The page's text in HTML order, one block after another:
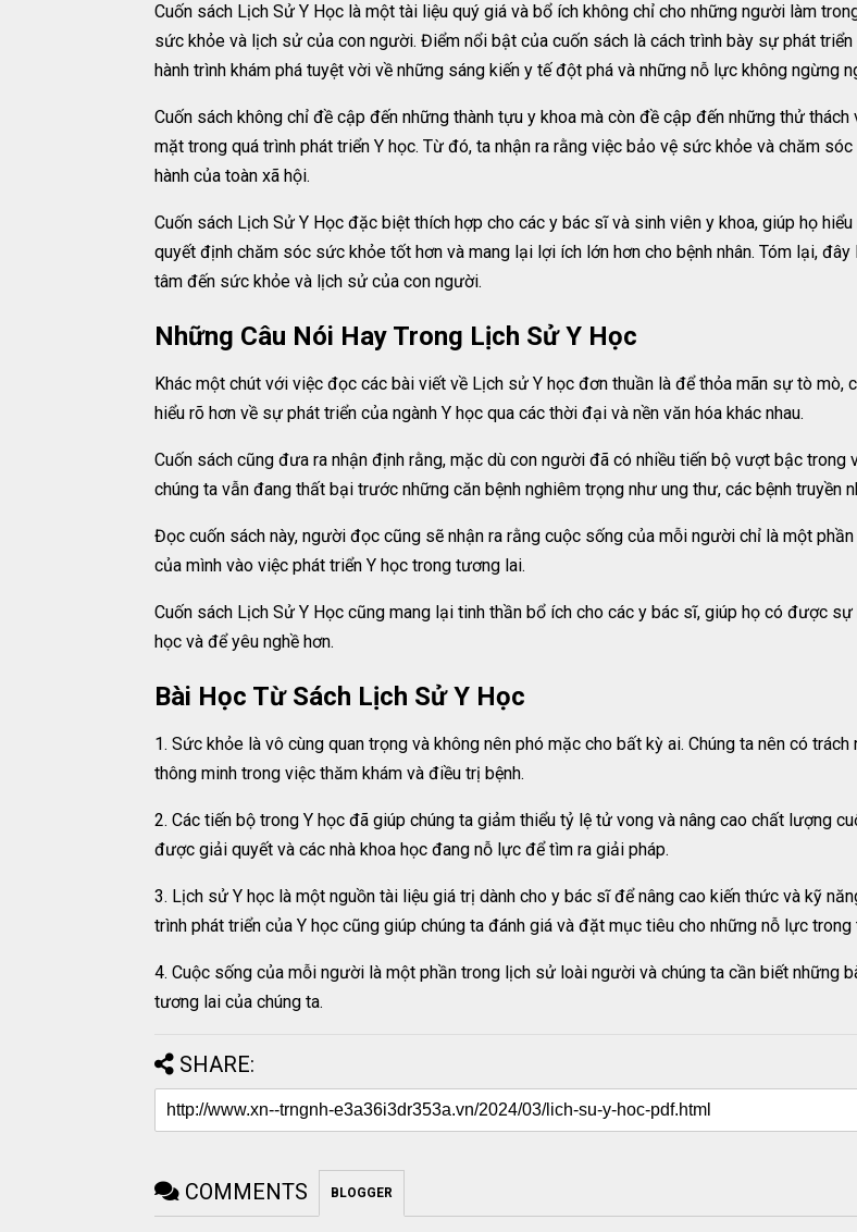
Cuốn sách Lịch Sử Y Học là một tài liệu quý giá và bổ ích không chỉ cho những người làm
sức khỏe và lịch sử của con người. Điểm nổi bật của cuốn sách là cách trình bày sự phát
hành trình khám phá tuyệt vời về những sáng kiến y tế đột phá và những nỗ lực không ngừng
Cuốn sách không chỉ đề cập đến những thành tựu y khoa mà còn đề cập đến những thử
mặt trong quá trình phát triển Y học. Từ đó, ta nhận ra rằng việc bảo vệ sức khỏe và chăm
hành của toàn xã hội.
Cuốn sách Lịch Sử Y Học đặc biệt thích hợp cho các y bác sĩ và sinh viên y khoa, giúp họ
quyết định chăm sóc sức khỏe tốt hơn và mang lại lợi ích lớn hơn cho bệnh nhân. Tóm lại,
tâm đến sức khỏe và lịch sử của con người.
Những Câu Nói Hay Trong Lịch Sử Y Học
Khác một chút với việc đọc các bài viết về Lịch sử Y học đơn thuần là để thỏa mãn sự tò
hiểu rõ hơn về sự phát triển của ngành Y học qua các thời đại và nền văn hóa khác nhau.
Cuốn sách cũng đưa ra nhận định rằng, mặc dù con người đã có nhiều tiến bộ vượt bậc
chúng ta vẫn đang thất bại trước những căn bệnh nghiêm trọng như ung thư, các bệnh truyền
Đọc cuốn sách này, người đọc cũng sẽ nhận ra rằng cuộc sống của mỗi người chỉ là một
của mình vào việc phát triển Y học trong tương lai.
Cuốn sách Lịch Sử Y Học cũng mang lại tinh thần bổ ích cho các y bác sĩ, giúp họ có được
học và để yêu nghề hơn.
Bài Học Từ Sách Lịch Sử Y Học
1. Sức khỏe là vô cùng quan trọng và không nên phó mặc cho bất kỳ ai. Chúng ta nên có
thông minh trong việc thăm khám và điều trị bệnh.
2. Các tiến bộ trong Y học đã giúp chúng ta giảm thiểu tỷ lệ tử vong và nâng cao chất lượng
được giải quyết và các nhà khoa học đang nỗ lực để tìm ra giải pháp.
3. Lịch sử Y học là một nguồn tài liệu giá trị dành cho y bác sĩ để nâng cao kiến thức và kỹ
trình phát triển của Y học cũng giúp chúng ta đánh giá và đặt mục tiêu cho những nỗ lực trong
4. Cuộc sống của mỗi người là một phần trong lịch sử loài người và chúng ta cần biết những
tương lai của chúng ta.
SHARE:
COMMENTS BLOGGER